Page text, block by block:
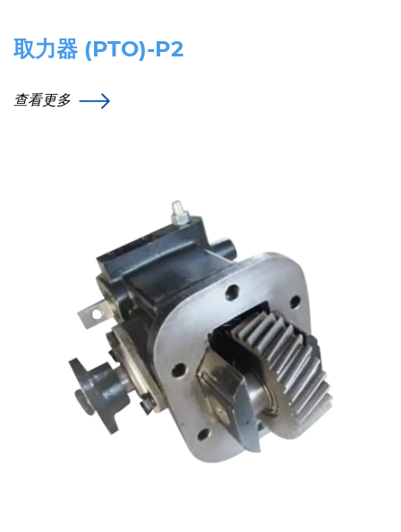
取力器 (PTO)-P2
查看更多